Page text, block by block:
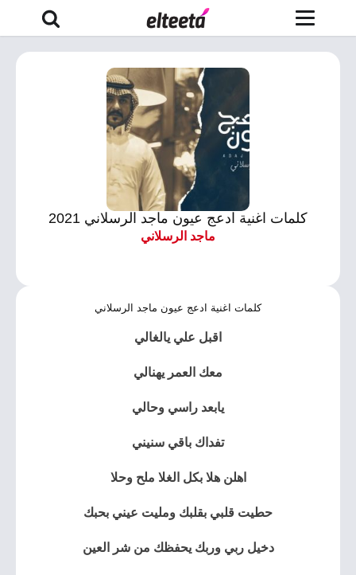
كلمات اغنية ادعج عيون ماجد الرسلاني 2021
ماجد الرسلاني
كلمات اغنية ادعج عيون ماجد الرسلاني
اقبل علي يالغالي
معك العمر يهنالي
يابعد راسي وحالي
تفداك باقي سنيني
اهلن هلا بكل الغلا ملح وحلا
حطيت قلبي بقلبك ومليت عيني بحبك
دخيل ربي وربك يحفظك من شر العين